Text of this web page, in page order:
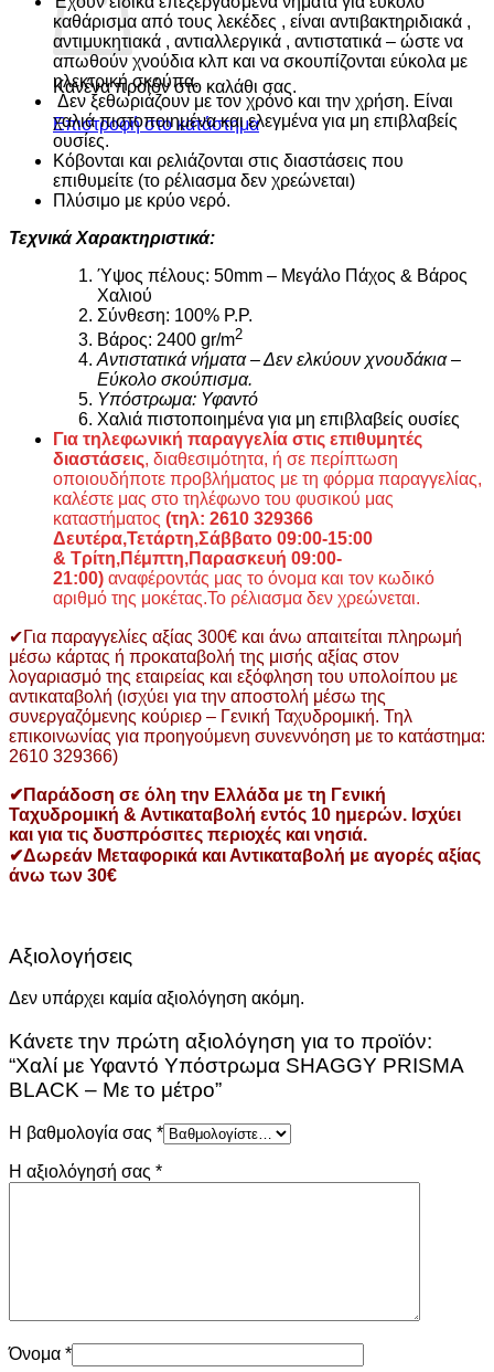
Κανένα προϊόν στο καλάθι σας.
Επιστροφή στο κατάστημα
καθάρισμα από τους λεκέδες , είναι αντιβακτηριδιακά ,
αντιμυκητιακά , αντιαλλεργικά , αντιστατικά – ώστε να
απωθούν χνούδια κλπ και να σκουπίζονται εύκολα με
ηλεκτρική σκούπα.
Δεν ξεθωριάζουν με τον χρόνο και την χρήση. Είναι
χαλιά πιστοποιημένα και ελεγμένα για μη επιβλαβείς
ουσίες.
Κόβονται και ρελιάζονται στις διαστάσεις που
επιθυμείτε (το ρέλιασμα δεν χρεώνεται)
Πλύσιμο με κρύο νερό.
Τεχνικά Χαρακτηριστικά:
Ύψος πέλους: 50mm – Μεγάλο Πάχος & Βάρος
Χαλιού
Σύνθεση: 100% P.P.
Βάρος: 2400 gr/m2
Αντιστατικά νήματα – Δεν ελκύουν χνουδάκια –
Εύκολο σκούπισμα.
Υπόστρωμα: Υφαντό
Χαλιά πιστοποιημένα για μη επιβλαβείς ουσίες
Για τηλεφωνική παραγγελία στις επιθυμητές
διαστάσεις, διαθεσιμότητα, ή σε περίπτωση
οποιουδήποτε προβλήματος με τη φόρμα παραγγελίας,
καλέστε μας στο τηλέφωνο του φυσικού μας
καταστήματος (τηλ: 2610 329366
Δευτέρα,Τετάρτη,Σάββατο 09:00-15:00
& Τρίτη,Πέμπτη,Παρασκευή 09:00-
21:00) αναφέροντάς μας το όνομα και τον κωδικό
αριθμό της μοκέτας.Το ρέλιασμα δεν χρεώνεται.
✔Για παραγγελίες αξίας 300€ και άνω απαιτείται πληρωμή
μέσω κάρτας ή προκαταβολή της μισής αξίας στον
λογαριασμό της εταιρείας και εξόφληση του υπολοίπου με
αντικαταβολή (ισχύει για την αποστολή μέσω της
συνεργαζόμενης κούριερ – Γενική Ταχυδρομική. Τηλ
επικοινωνίας για προηγούμενη συνεννόηση με το κατάστημα:
2610 329366)
✔Παράδοση σε όλη την Ελλάδα με τη Γενική
Ταχυδρομική & Αντικαταβολή εντός 10 ημερών. Ισχύει
και για τις δυσπρόσιτες περιοχές και νησιά.
✔Δωρεάν Μεταφορικά και Αντικαταβολή με αγορές αξίας
άνω των 30€
Αξιολογήσεις
Δεν υπάρχει καμία αξιολόγηση ακόμη.
Κάνετε την πρώτη αξιολόγηση για το προϊόν:
“Χαλί με Υφαντό Υπόστρωμα SHAGGY PRISMA
BLACK – Με το μέτρο”
Η βαθμολογία σας *
Η αξιολόγησή σας *
Όνομα *